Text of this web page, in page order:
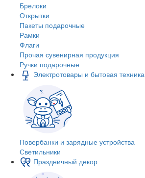
Брелоки
Открытки
Пакеты подарочные
Рамки
Флаги
Прочая сувенирная продукция
Ручки подарочные
Электротовары и бытовая техника
Повербанки и зарядные устройства
Светильники
Праздничный декор